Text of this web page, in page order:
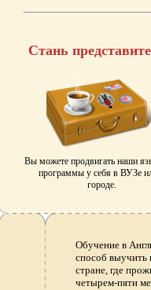
Стань
Вы можете продвигать наши
программы у себя в ВУЗе
городе.
Обучение в
способ выучить
стране, где
четырем-пяти